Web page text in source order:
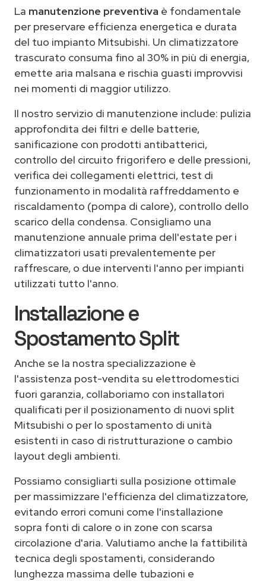
La manutenzione preventiva è fondamentale
per preservare efficienza energetica e durata
del tuo impianto Mitsubishi. Un climatizzatore
trascurato consuma fino al 30% in più di energia,
emette aria malsana e rischia guasti improvvisi
nei momenti di maggior utilizzo.
Il nostro servizio di manutenzione include: pulizia
approfondita dei filtri e delle batterie,
sanificazione con prodotti antibatterici,
controllo del circuito frigorifero e delle pressioni,
verifica dei collegamenti elettrici, test di
funzionamento in modalità raffreddamento e
riscaldamento (pompa di calore), controllo dello
scarico della condensa. Consigliamo una
manutenzione annuale prima dell'estate per i
climatizzatori usati prevalentemente per
raffrescare, o due interventi l'anno per impianti
utilizzati tutto l'anno.
Installazione e
Spostamento Split
Anche se la nostra specializzazione è
l'assistenza post-vendita su elettrodomestici
fuori garanzia, collaboriamo con installatori
qualificati per il posizionamento di nuovi split
Mitsubishi o per lo spostamento di unità
esistenti in caso di ristrutturazione o cambio
layout degli ambienti.
Possiamo consigliarti sulla posizione ottimale
per massimizzare l'efficienza del climatizzatore,
evitando errori comuni come l'installazione
sopra fonti di calore o in zone con scarsa
circolazione d'aria. Valutiamo anche la fattibilità
tecnica degli spostamenti, considerando
lunghezza massima delle tubazioni e